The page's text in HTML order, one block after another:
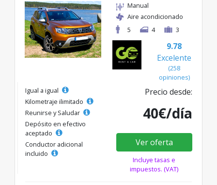
Manual
Aire acondicionado
5
4 3
9.78
Excelente
(258
opiniones)
Igual a igual
Kilometraje ilimitado
Reunirse y Saludar
Depósito en efectivo
aceptado
Conductor adicional
incluido
Precio desde:
40€/día
Ver oferta
Incluye tasas e
impuestos. (VAT)